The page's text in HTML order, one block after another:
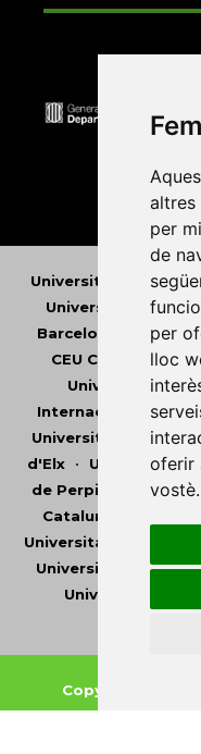
altres
per
de
per
lloc
oferir
vostè.
Universitat Abat
Universitat
Barcelona
CEU Cardenal
Universitat de
Internacional de
Universitat de Lleida
d'Elx• Universitat
de Perpinyà Via
Catalunya
Universitat Pompeu
Universitat Rovira i
Universitat de
Copyright © 2026